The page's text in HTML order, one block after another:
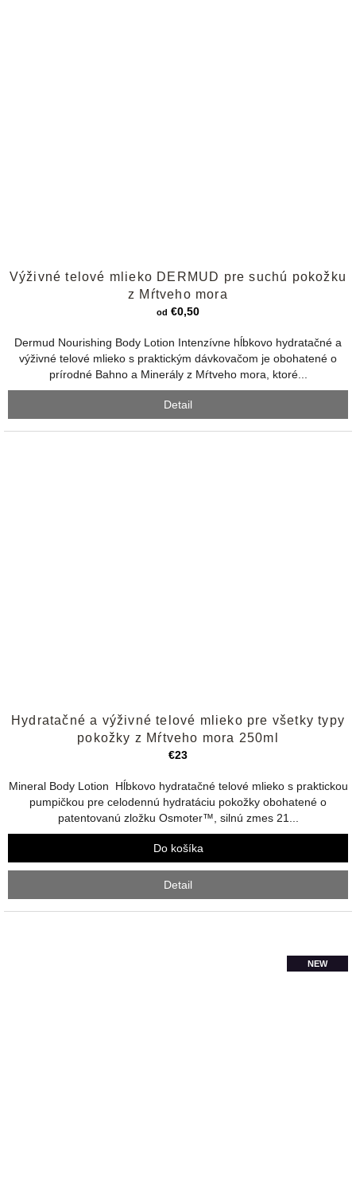
hodnotenie
produktu
je
z
5
hviezdičiek.
Výživné telové mlieko DERMUD pre suchú pokožku
z Mŕtveho mora
od €0,50
Dermud Nourishing Body Lotion Intenzívne hĺbkovo hydratačné a
výživné telové mlieko s praktickým dávkovačom je obohatené o
prírodné Bahno a Minerály z Mŕtveho mora, ktoré...
Detail
hodnotenie
produktu
je
z
5
hviezdičiek.
Hydratačné a výživné telové mlieko pre všetky typy
pokožky z Mŕtveho mora 250ml
€23
Mineral Body Lotion Hĺbkovo hydratačné telové mlieko s praktickou
pumpičkou pre celodennú hydratáciu pokožky obohatené o
patentovanú zložku Osmoter™, silnú zmes 21...
Do košíka
Detail
NEW